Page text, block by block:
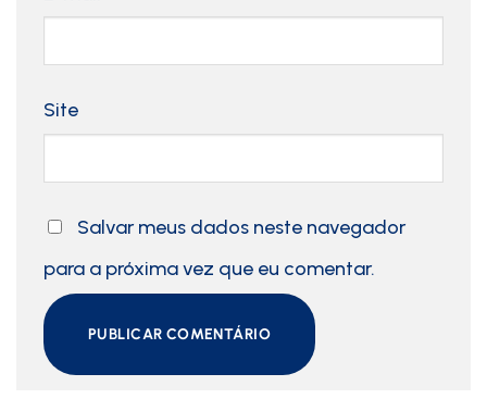
Site
Salvar meus dados neste navegador
para a próxima vez que eu comentar.